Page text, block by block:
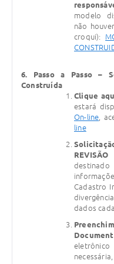
modelo
não
croqui):
6. Passo a Passo –
Construída
Clique
estará
On-line ,
line
Cadastro
dados